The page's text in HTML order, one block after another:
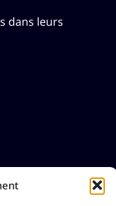
dans leurs